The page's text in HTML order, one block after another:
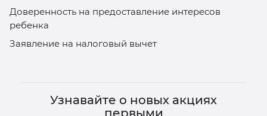
Доверенность на предоставление интересов
ребенка
Заявление на налоговый вычет
Узнавайте о новых акциях